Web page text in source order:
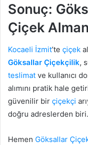
Sonuç:
Çiçek
Kocaeli İzmit’te çiçek
Göksallar Çiçekçilik,
teslimat ve kullanıcı
alımını pratik hale
güvenilir bir çiçekçi
doğru adreslerden biri.
Hemen Göksallar